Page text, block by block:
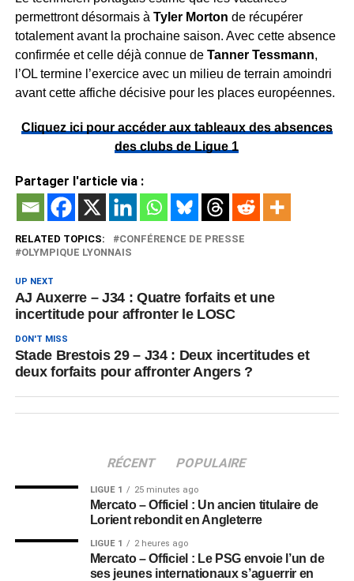
permettront désormais à Tyler Morton de récupérer
totalement avant la prochaine saison. Avec cette absence
confirmée et celle déjà connue de Tanner Tessmann,
l’OL termine l’exercice avec un milieu de terrain amoindri
avant cette affiche décisive pour les places européennes.
Cliquez ici pour accéder aux tableaux des absences
des clubs de Ligue 1
Partager l'article via :
RELATED TOPICS:
CONFÉRENCE DE PRESSE
OLYMPIQUE LYONNAIS
UP NEXT
AJ Auxerre – J34 : Quatre forfaits et une
incertitude pour affronter le LOSC
DON'T MISS
Stade Brestois 29 – J34 : Deux incertitudes et
deux forfaits pour affronter Angers ?
RÉCENT POPULAIRE
LIGUE 1 25 minutes ago
Mercato – Officiel : Un ancien titulaire de
Lorient rebondit en Angleterre
LIGUE 1 2 heures ago
Mercato – Officiel : Le PSG envoie l’un de
ses jeunes internationaux s’aguerrir en